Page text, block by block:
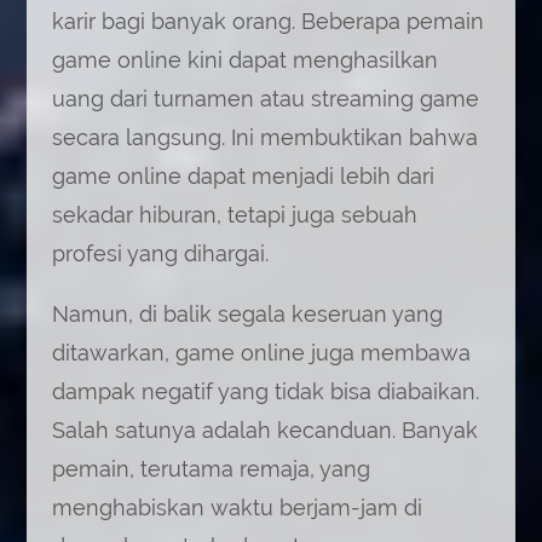
karir bagi banyak orang. Beberapa pemain
game online kini dapat menghasilkan
uang dari turnamen atau streaming game
secara langsung. Ini membuktikan bahwa
game online dapat menjadi lebih dari
sekadar hiburan, tetapi juga sebuah
profesi yang dihargai.
Namun, di balik segala keseruan yang
ditawarkan, game online juga membawa
dampak negatif yang tidak bisa diabaikan.
Salah satunya adalah kecanduan. Banyak
pemain, terutama remaja, yang
menghabiskan waktu berjam-jam di